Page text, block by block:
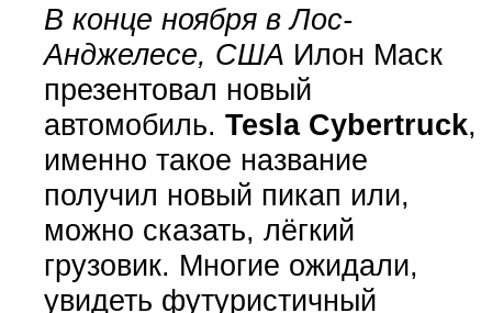
В конце ноября в Лос-
Анджелесе, США Илон Маск
презентовал новый
автомобиль. Tesla Cybertruck,
именно такое название
получил новый пикап или,
можно сказать, лёгкий
грузовик. Многие ожидали,
увидеть футуристичный